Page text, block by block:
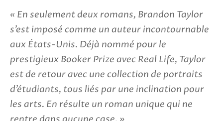
En seulement deux romans, Brandon Taylor
s’est imposé comme un auteur incontournable
aux États-Unis. Déjà nommé pour le
prestigieux ­Booker Prize avec Real Life, Taylor
est de retour avec une collection de portraits
d’étudiants, tous liés par une inclination pour
les arts. En résulte un roman unique qui ne